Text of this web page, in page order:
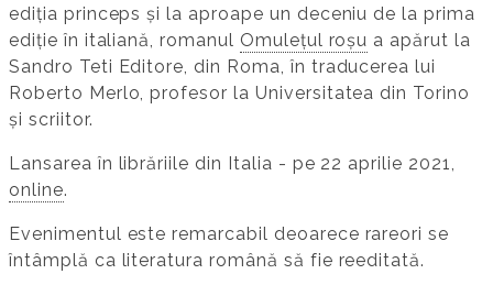
ediția princeps și la aproape un deceniu de la prima
ediție în italiană, romanul Omulețul roșu a apărut la
Sandro Teti Editore, din Roma, în traducerea lui
Roberto Merlo, profesor la Universitatea din Torino
și scriitor.
Lansarea în librăriile din Italia - pe 22 aprilie 2021,
online.
Evenimentul este remarcabil deoarece rareori se
întâmplă ca literatura română să fie reeditată.